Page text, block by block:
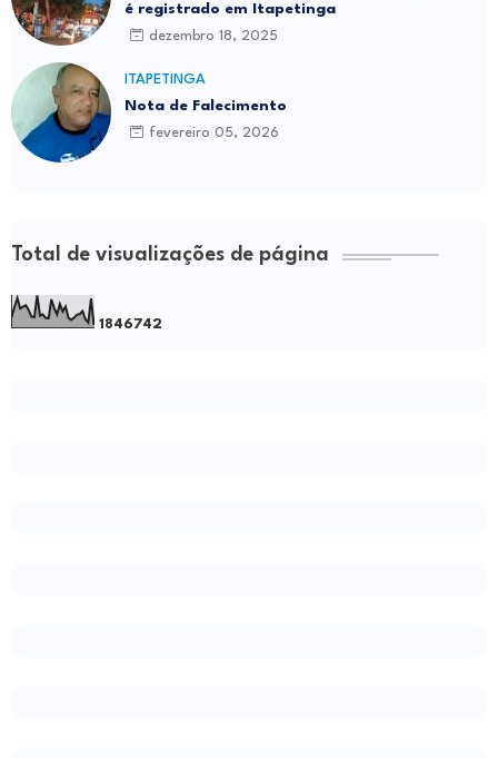
é registrado em Itapetinga
dezembro 18, 2025
ITAPETINGA
Nota de Falecimento
fevereiro 05, 2026
Total de visualizações de página
1 846742